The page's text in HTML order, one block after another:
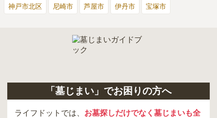
神戸市北区 尼崎市 芦屋市 伊丹市 宝塚市
「墓じまい」でお困りの方へ
ライフドットでは、 お墓探しだけでなく墓じまいも全